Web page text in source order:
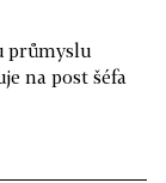
průmyslu
na post šéfa